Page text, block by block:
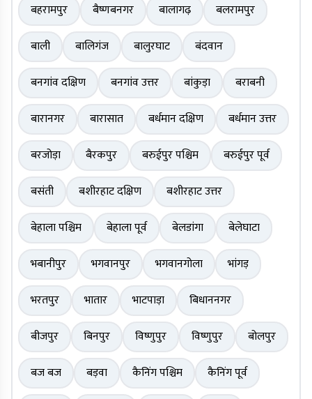
बहरामपुर
बैष्णबनगर बालागढ़
बलरामपुर
बाली
बालिगंज बालुरघाट
बंदवान
बनगांव दक्षिण
बनगांव उत्तर बांकुड़ा
बराबनी
बारानगर
बारासात बर्धमान दक्षिण
बर्धमान उत्तर
बरजोड़ा
बैरकपुर बरुईपुर पश्चिम
बरुईपुर पूर्व
बसंती
बशीरहाट दक्षिण
बशीरहाट उत्तर
बेहाला पश्चिम
बेहाला पूर्व बेलडांगा
बेलेघाटा
भबानीपुर
भगवानपुर भगवानगोला
भांगड़
भरतपुर
भातार भाटपाड़ा
बिधाननगर
बीजपुर
बिनपुर विष्णुपुर विष्णुपुर
बोलपुर
बज बज
बड़वा कैनिंग पश्चिम
कैनिंग पूर्व